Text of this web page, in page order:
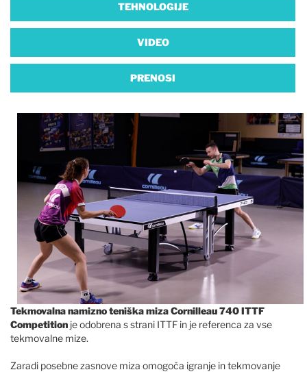
TEHNOLOGIJE
VIDEO
PRENOSI
Tekmovalna namizno teniška miza Cornilleau 740 ITTF
Competition je odobrena s strani ITTF in je referenca za vse
tekmovalne mize.
Zaradi posebne zasnove miza omogoča igranje in tekmovanje